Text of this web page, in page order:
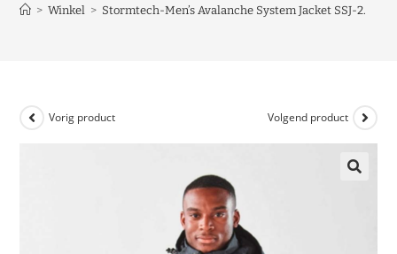
> Winkel > Stormtech-Men’s Avalanche System Jacket SSJ-2.
Vorig product Volgend product